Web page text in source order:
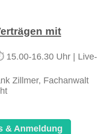
mit
15.00-16.30 Uhr | Live-
Zillmer, Fachanwalt
& Anmeldung